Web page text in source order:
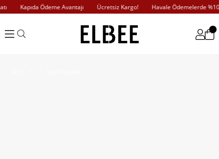
Kapıda Ödeme Avantajı Ücretsiz Kargo! Havale Ödemelerde %10